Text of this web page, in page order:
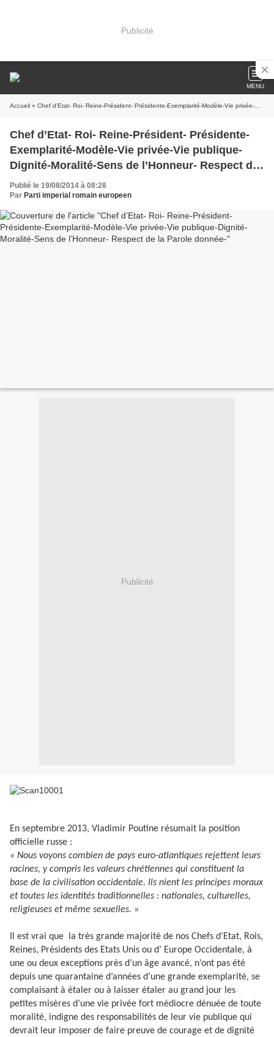
Publicité
MENU
Accueil » Chef d’Etat- Roi- Reine-Président- Présidente-Exemplarité-Modèle-Vie privée-Vie publique-Dignité-Moralité-Sens de l’Honneur- Respect de la Parole donnée-
Chef d’Etat- Roi- Reine-Président- Présidente-
Exemplarité-Modèle-Vie privée-Vie publique-
Dignité-Moralité-Sens de l’Honneur- Respect de
la Parole donnée-
Publié le 19/08/2014 à 08:28
Par Parti imperial romain europeen
Publicité
En septembre 2013, Vladimir Poutine résumait la position
officielle russe :
« Nous voyons combien de pays euro-atlantiques rejettent leurs
racines, y compris les valeurs chrétiennes qui constituent la
base de la civilisation occidentale. Ils nient les principes moraux
et toutes les identités traditionnelles : nationales, culturelles,
religieuses et même sexuelles. »
Il est vrai que
la très grande majorité de nos Chefs d’Etat, Rois,
Reines, Présidents des Etats Unis ou d’ Europe Occidentale, à
une ou deux exceptions près d’un âge avancé, n’ont pas été
depuis une quarantaine d’années d’une grande exemplarité, se
complaisant à étaler ou à laisser étaler au grand jour les
petites misères d’une vie privée fort médiocre dénuée de toute
moralité, indigne des responsabilités de leur vie publique qui
devrait leur imposer de faire preuve de courage et de dignité